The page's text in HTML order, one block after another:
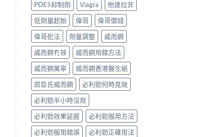
PDE5抑制劑
Viagra
他達拉非
低劑量起始
偉哥
偉哥價錢
偉哥犯法
劑量調整
威而鋼
威而鋼冇效
威而鋼用錯方法
威而鋼萬寧
威而鋼香港醫生紙
屈臣氏威而鋼
必利勁何時見效
必利勁半小時沒效
必利勁效果延遲
必利勁服用方法
必利勁服用錯誤
必利勁正確用法